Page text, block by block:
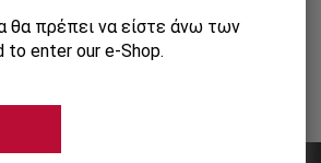
θα πρέπει να είστε άνω των
to enter our e-Shop.